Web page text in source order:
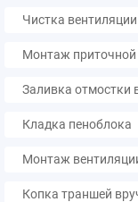
Чистка вентиляции
Монтаж приточной
Заливка отмостки
Кладка пеноблока
Монтаж
Копка траншей